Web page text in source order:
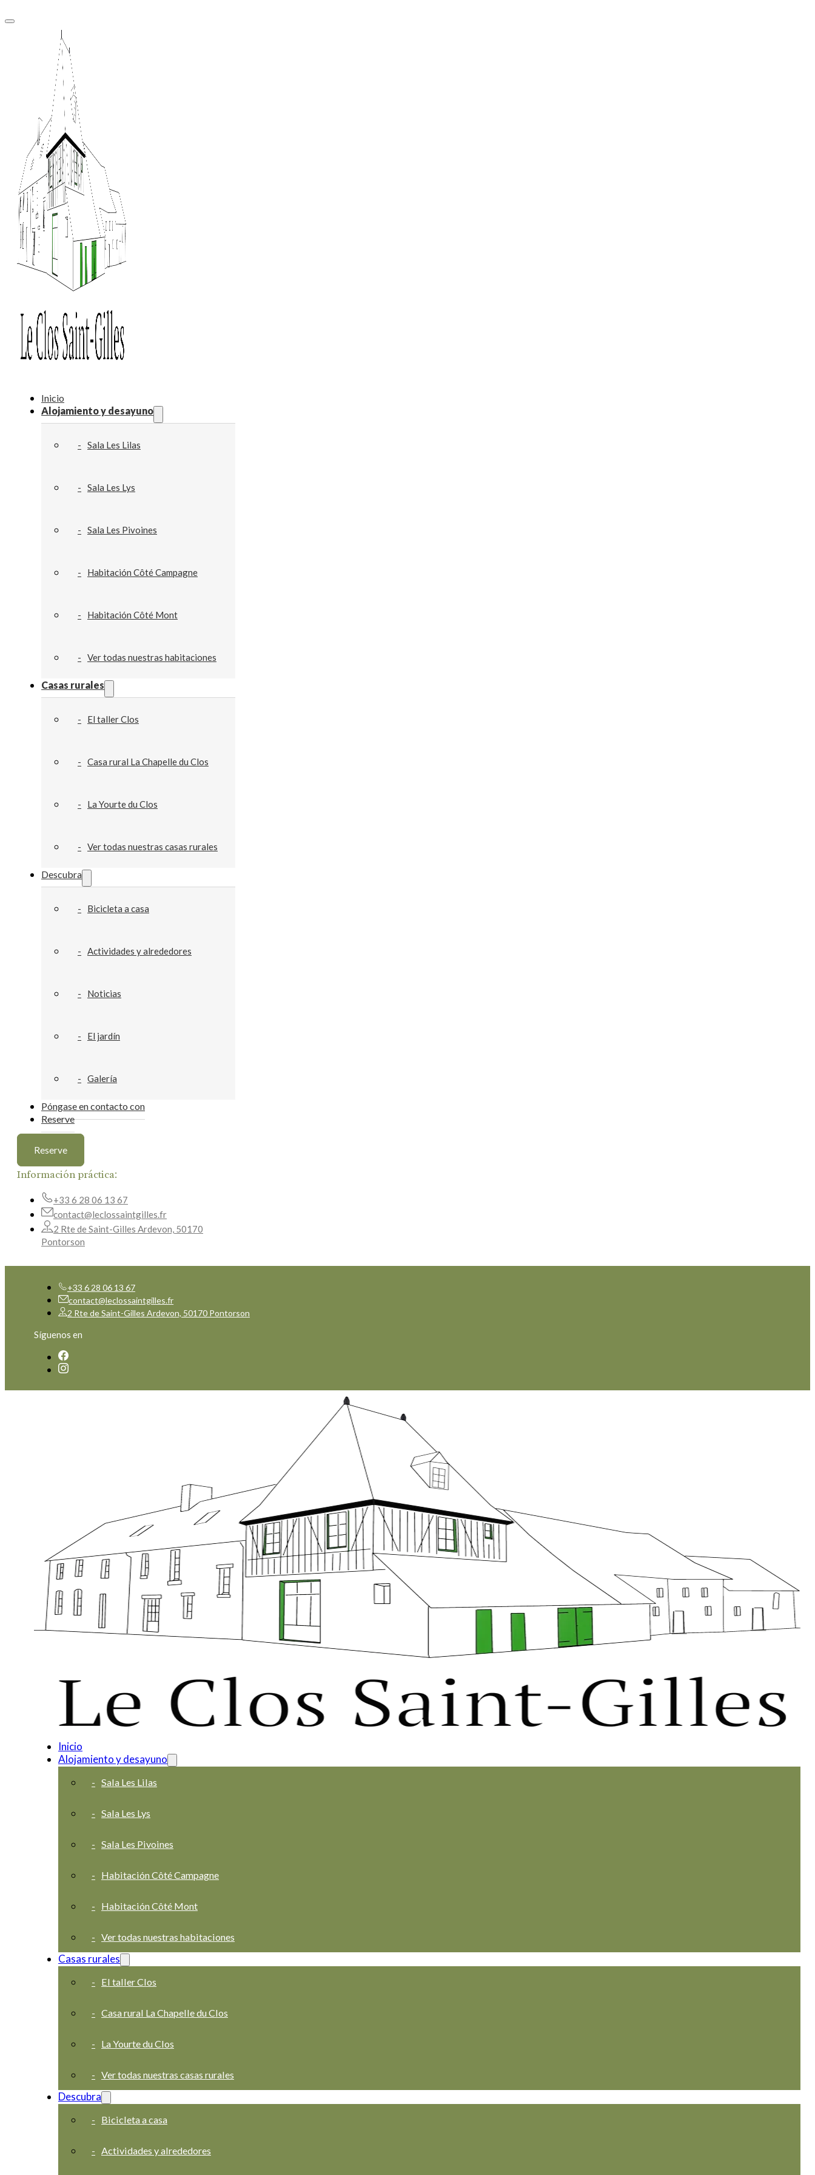
Inicio
Alojamiento y desayuno
Sala Les Lilas
Sala Les Lys
Sala Les Pivoines
Habitación Côté Campagne
Habitación Côté Mont
Ver todas nuestras habitaciones
Casas rurales
El taller Clos
Casa rural La Chapelle du Clos
La Yourte du Clos
Ver todas nuestras casas rurales
Descubra
Bicicleta a casa
Actividades y alrededores
Noticias
El jardín
Galería
Póngase en contacto con
Reserve
Reserve
Información práctica:
+33 6 28 06 13 67
contact@leclossaintgilles.fr
2 Rte de Saint-Gilles Ardevon, 50170
Pontorson
+33 6 28 06 13 67
contact@leclossaintgilles.fr
2 Rte de Saint-Gilles Ardevon, 50170 Pontorson
Síguenos en
Inicio
Alojamiento y desayuno
Sala Les Lilas
Sala Les Lys
Sala Les Pivoines
Habitación Côté Campagne
Habitación Côté Mont
Ver todas nuestras habitaciones
Casas rurales
El taller Clos
Casa rural La Chapelle du Clos
La Yourte du Clos
Ver todas nuestras casas rurales
Descubra
Bicicleta a casa
Actividades y alrededores